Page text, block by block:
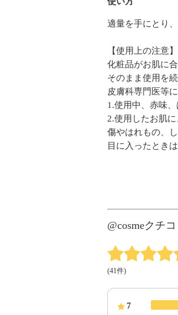
適量を手にとり
【使用上の注意】
化粧品がお肌に
そのまま使用を
皮膚科専門医等
1.使用中、赤味
2.使用したお肌
傷やはれも
目に入ったとき
@cosmeクチ
(41件)
7